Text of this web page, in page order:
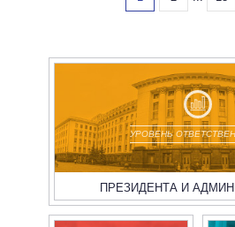
УРОВЕНЬ
ПРЕЗИДЕНТА И